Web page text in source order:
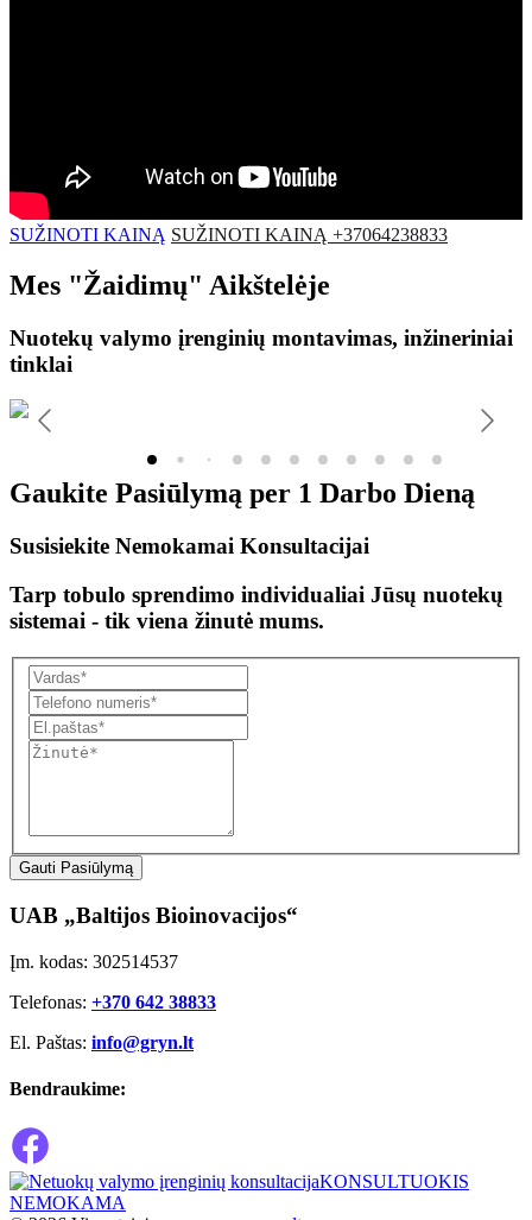
SUŽINOTI KAINĄ SUŽINOTI KAINĄ +37064238833
Mes "Žaidimų" Aikštelėje
Nuotekų valymo įrenginių montavimas, inžineriniai
tinklai
Gaukite Pasiūlymą per 1 Darbo Dieną
Susisiekite Nemokamai Konsultacijai
Tarp tobulo sprendimo individualiai Jūsų nuotekų
sistemai - tik viena žinutė mums.
Gauti Pasiūlymą
UAB „Baltijos Bioinovacijos“
Įm. kodas: 302514537
Telefonas: +370 642 38833
El. Paštas: info@gryn.lt
Bendraukime:
KONSULTUOKIS
NEMOKAMA